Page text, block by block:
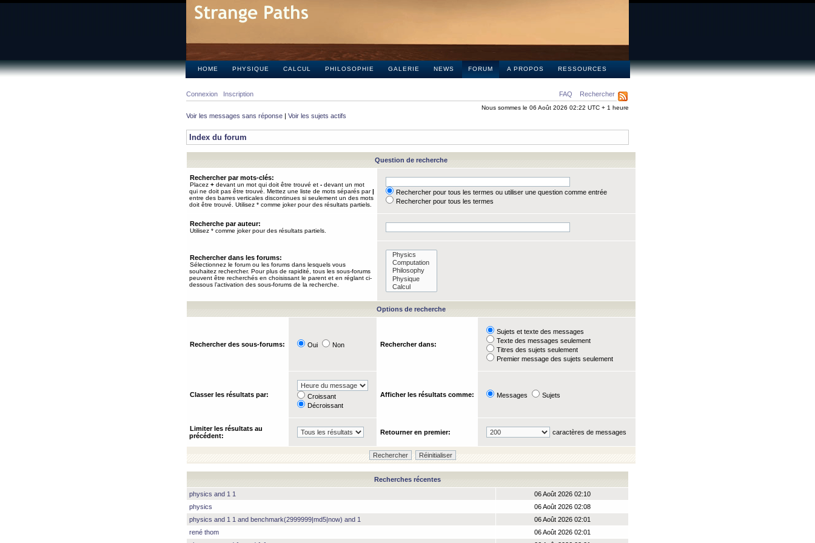
HOME PHYSIQUE CALCUL PHILOSOPHIE GALERIE NEWS FORUM A PROPOS RESSOURCES
FAQ Rechercher
Connexion Inscription
Nous sommes le 06 Août 2026 02:22 UTC + 1 heure
Voir les messages sans réponse | Voir les sujets actifs
Index du forum
Question de recherche
Rechercher par mots-clés:
Placez + devant un mot qui doit être trouvé et - devant un mot
qui ne doit pas être trouvé. Mettez une liste de mots séparés par|
entre des barres verticales discontinues si seulement un des mots
doit être trouvé. Utilisez * comme joker pour des résultats partiels.
Rechercher pour tous les termes ou utiliser une question comme entrée
Rechercher pour tous les termes
Recherche par auteur:
Utilisez * comme joker pour des résultats partiels.
Rechercher dans les forums:
Sélectionnez le forum ou les forums dans lesquels vous
souhaitez rechercher. Pour plus de rapidité, tous les sous-forums
peuvent être recherchés en choisissant le parent et en réglant ci-
dessous l’activation des sous-forums de la recherche.
Options de recherche
Rechercher des sous-forums: Oui Non Rechercher dans:
Sujets et texte des messages
Texte des messages seulement
Titres des sujets seulement
Premier message des sujets seulement
Classer les résultats par:
Croissant
Décroissant
Afficher les résultats comme: Messages Sujets
Limiter les résultats au
précédent:
Retourner en premier: caractères de messages
Recherches récentes
physics and 1 1
06 Août 2026 02:10
physics
06 Août 2026 02:08
physics and 1 1 and benchmark(2999999|md5|now) and 1
06 Août 2026 02:01
rené thom
06 Août 2026 02:01